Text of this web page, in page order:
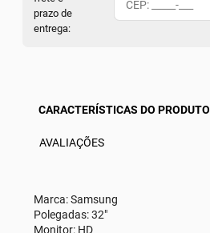
prazo de
entrega:
CARACTERÍSTICAS DO PRODUTO
AVALIAÇÕES
Marca: Samsung
Polegadas: 32"
Monitor: HD